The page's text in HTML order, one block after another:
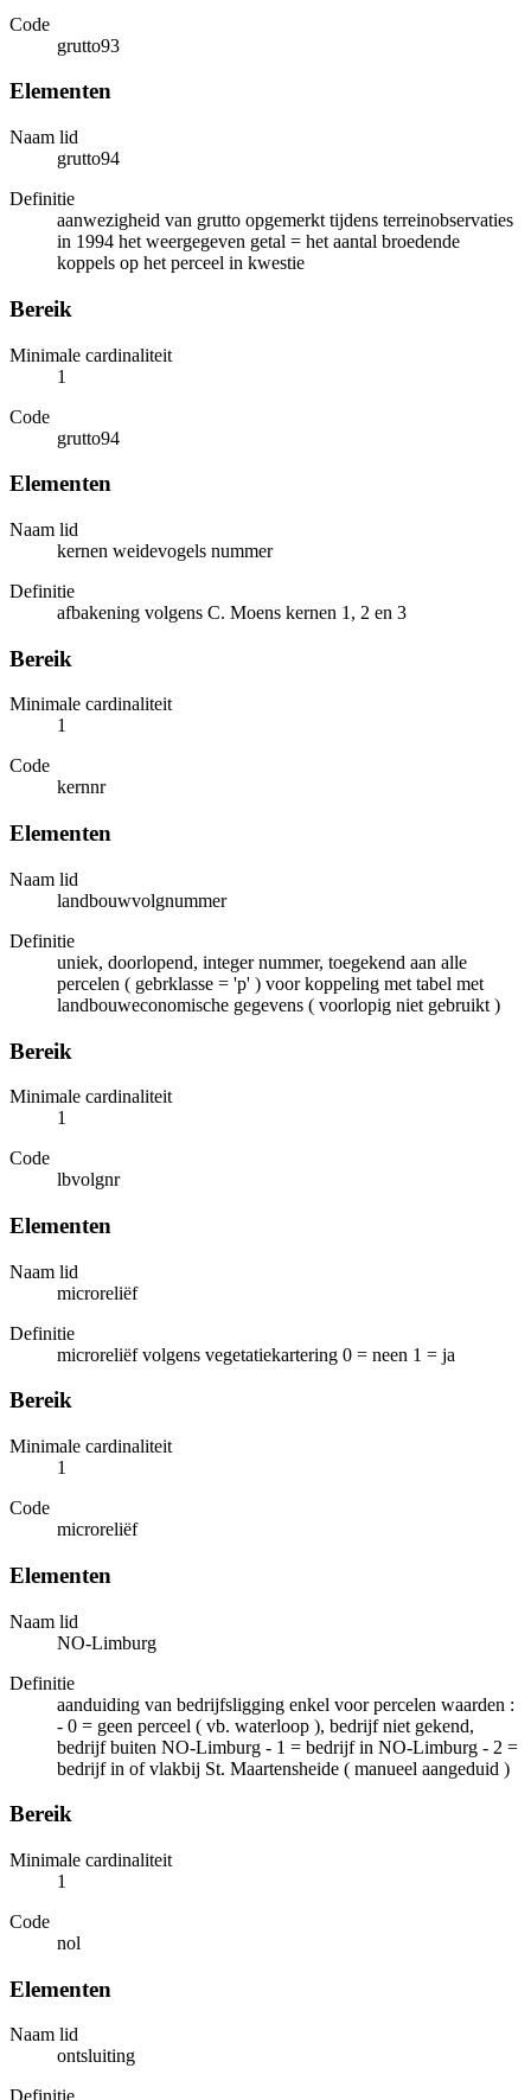
Code
grutto93
Elementen
Naam lid
grutto94
Definitie
aanwezigheid van grutto opgemerkt tijdens terreinobservaties
in 1994 het weergegeven getal = het aantal broedende
koppels op het perceel in kwestie
Bereik
Minimale cardinaliteit
1
Code
grutto94
Elementen
Naam lid
kernen weidevogels nummer
Definitie
afbakening volgens C. Moens kernen 1, 2 en 3
Bereik
Minimale cardinaliteit
1
Code
kernnr
Elementen
Naam lid
landbouwvolgnummer
Definitie
uniek, doorlopend, integer nummer, toegekend aan alle
percelen ( gebrklasse = 'p' ) voor koppeling met tabel met
landbouweconomische gegevens ( voorlopig niet gebruikt )
Bereik
Minimale cardinaliteit
1
Code
lbvolgnr
Elementen
Naam lid
microreliëf
Definitie
microreliëf volgens vegetatiekartering 0 = neen 1 = ja
Bereik
Minimale cardinaliteit
1
Code
microreliëf
Elementen
Naam lid
NO-Limburg
Definitie
aanduiding van bedrijfsligging enkel voor percelen waarden :
- 0 = geen perceel ( vb. waterloop ), bedrijf niet gekend,
bedrijf buiten NO-Limburg - 1 = bedrijf in NO-Limburg - 2 =
bedrijf in of vlakbij St. Maartensheide ( manueel aangeduid )
Bereik
Minimale cardinaliteit
1
Code
nol
Elementen
Naam lid
ontsluiting